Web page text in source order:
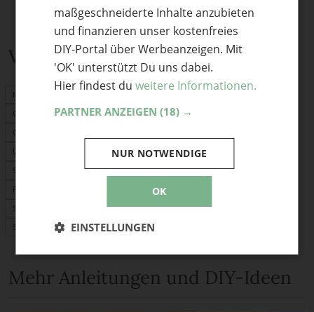
Verwandte Themen
Mitbringsel
Geschenkideen
Geburtstagskarte
Upcycling
Schnittmuster
PDF-Schnittmuster
Stoffrechner
Stofflexikon
Mehr Anleitungen und DIY-Ideen
maßgeschneiderte Inhalte anzubieten
und finanzieren unser kostenfreies
DIY-Portal über Werbeanzeigen. Mit
'OK' unterstützt Du uns dabei.
Hier findest du weitere Informationen.
PARTNER ANZEIGEN (18) →
OK
NUR NOTWENDIGE
EINSTELLUNGEN